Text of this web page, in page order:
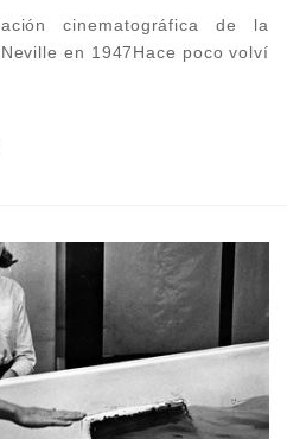
cinematográfica de la
en 1947Hace poco volví